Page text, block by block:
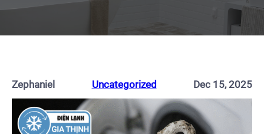
Zephaniel Uncategorized Dec 15, 2025